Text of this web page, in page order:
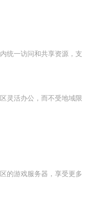
统一访问和共享资源，支
灵活办公，而不受地域限
的游戏服务器，享受更多